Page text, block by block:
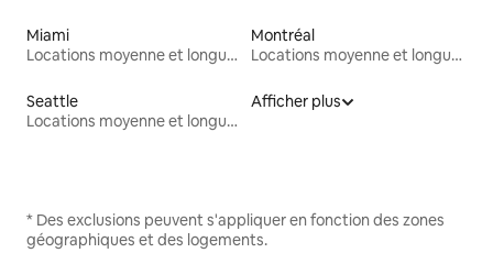
Miami
Locations moyenne et longue durée
Montréal
Locations moyenne et longue durée
Seattle
Locations moyenne et longue durée
Afficher plus
* Des exclusions peuvent s'appliquer en fonction des zones
géographiques et des logements.